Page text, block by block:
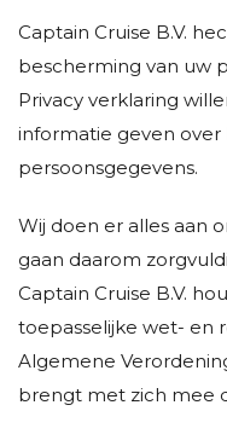
Captain Cruise B.V.
bescherming van uw
Privacy verklaring
informatie geven
persoonsgegevens.
Wij doen er alles aan
gaan daarom
Captain Cruise B.V.
toepasselijke wet- en
Algemene
brengt met zich mee